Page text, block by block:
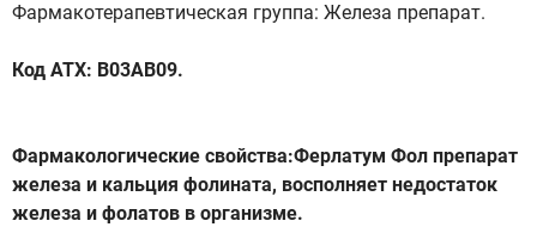
Фармакотерапевтическая группа: Железа препарат.
Код АТХ: B03AB09.
Фармакологические свойства:Ферлатум Фол препарат
железа и кальция фолината, восполняет недостаток
железа и фолатов в организме.